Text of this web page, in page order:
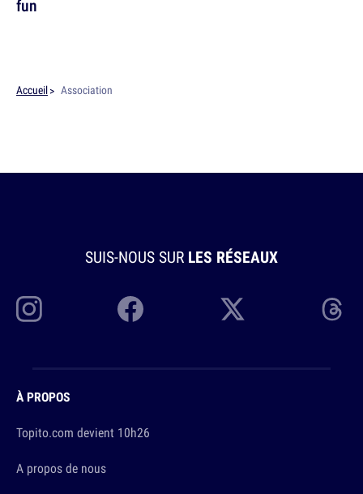
fun
Accueil Association
SUIS-NOUS SUR LES RÉSEAUX
À PROPOS
Topito.com devient 10h26
A propos de nous